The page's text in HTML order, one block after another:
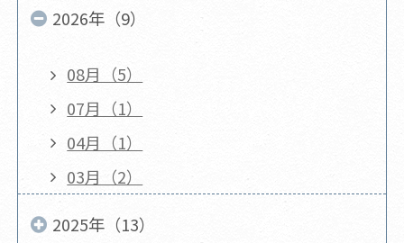
2026年（9）
08月（5）
07月（1）
04月（1）
03月（2）
2025年（13）